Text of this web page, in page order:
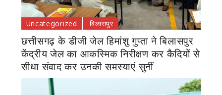
Uncategorized बिलासपुर
छत्तीसगढ़ के डीजी जेल हिमांशु गुप्ता ने बिलासपुर
केंद्रीय जेल का आकस्मिक निरीक्षण कर कैदियों से
सीधा संवाद कर उनकी समस्याएं सुनीं